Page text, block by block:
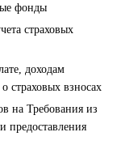
фонды
страховых
доходам
страховых взносах
на Требования из
предоставления